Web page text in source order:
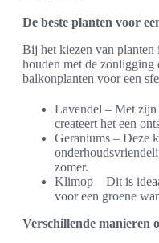
De beste planten voor
Bij het kiezen van planten
houden met de zonligging
balkonplanten voor een
Lavendel – Met zijn
createert het een
Geraniums – Deze
zomer.
Klimop – Dit is
voor een groene
Verschillende manieren